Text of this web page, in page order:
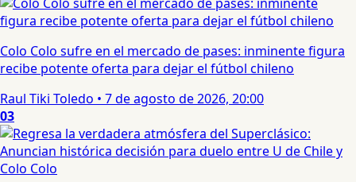
Colo Colo sufre en el mercado de pases: inminente figura
recibe potente oferta para dejar el fútbol chileno
Raul Tiki Toledo • 7 de agosto de 2026, 20:00
03